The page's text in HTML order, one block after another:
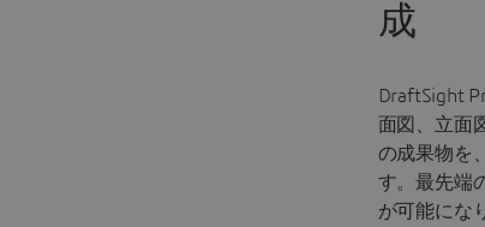
成
DraftSight
面図、立面
の成果物を
す。最先端
が可能にな